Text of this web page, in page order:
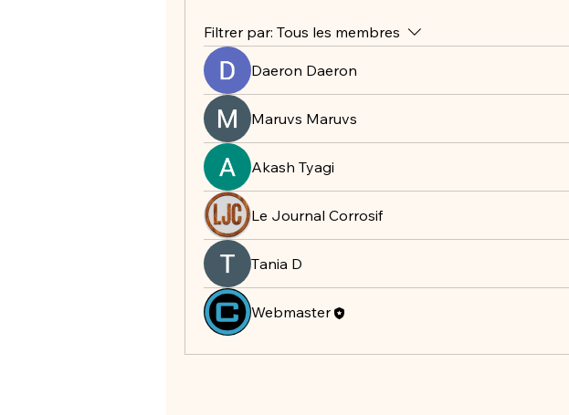
Filtrer par: Tous les membres
Daeron Daeron
Maruvs Maruvs
Akash Tyagi
Le Journal Corrosif
Тania D
Webmaster